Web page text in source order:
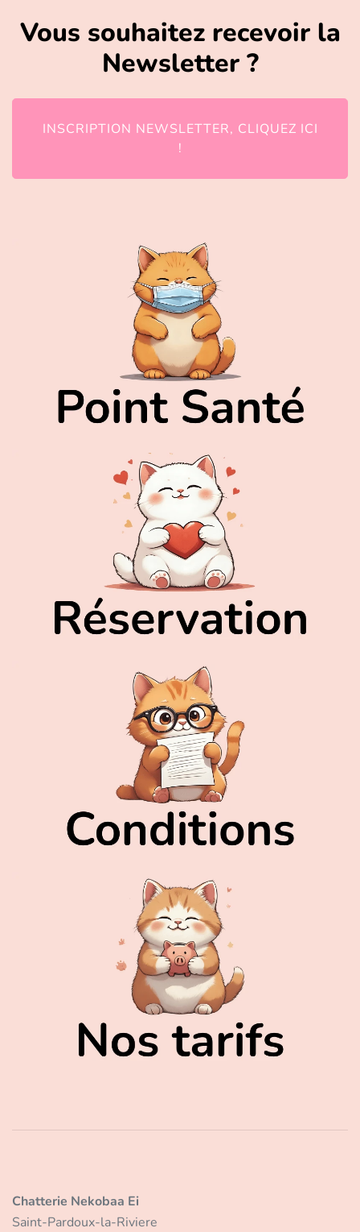
Vous souhaitez recevoir la
Newsletter ?
INSCRIPTION NEWSLETTER, CLIQUEZ ICI
!
Chatterie Nekobaa Ei
Saint-Pardoux-la-Riviere